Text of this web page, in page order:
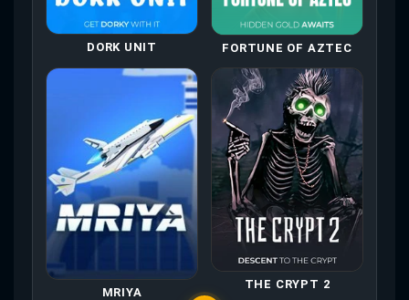
DORK UNIT FORTUNE OF AZTEC
MRIYA
THE CRYPT 2